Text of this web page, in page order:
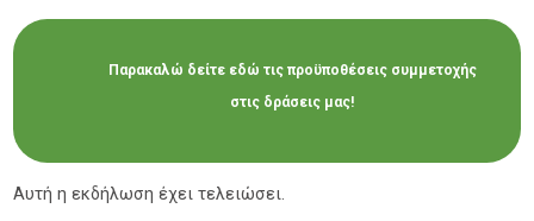
Παρακαλώ δείτε εδώ τις προϋποθέσεις συμμετοχής
στις δράσεις μας!
Αυτή η εκδήλωση έχει τελειώσει.